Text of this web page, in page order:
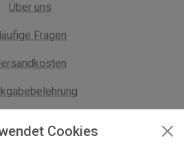
Cookies
Über uns
Fragen